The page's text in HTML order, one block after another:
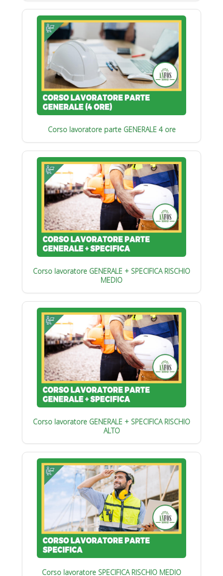
Corso lavoratore parte GENERALE 4 ore
Corso lavoratore GENERALE + SPECIFICA RISCHIO
MEDIO
Corso lavoratore GENERALE + SPECIFICA RISCHIO
ALTO
Corso lavoratore SPECIFICA RISCHIO MEDIO